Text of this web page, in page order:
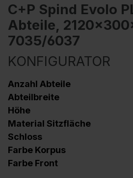
C+P Spind Evolo
Abteile,
7035/6037
KONFIGURATOR
Anzahl Abteile
Abteilbreite
Höhe
Material Sitzfläche
Schloss
Farbe Korpus
Farbe Front